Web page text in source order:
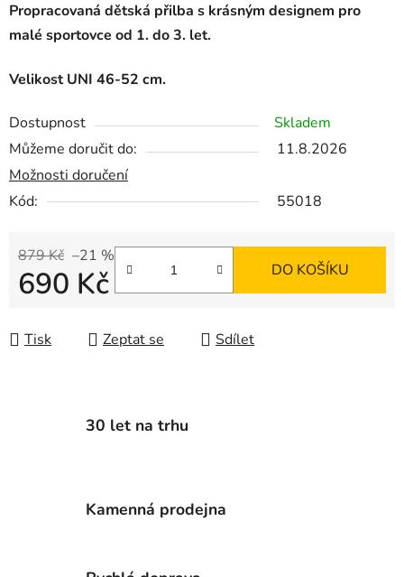
Propracovaná dětská přilba s krásným designem pro
malé sportovce od 1. do 3. let.
Velikost UNI 46-52 cm.
Dostupnost
Skladem
Můžeme doručit do:
11.8.2026
Možnosti doručení
Kód:
55018
879 Kč –21 %
690 Kč DO KOŠÍKU
Tisk Zeptat se Sdílet
30 let na trhu
Kamenná prodejna